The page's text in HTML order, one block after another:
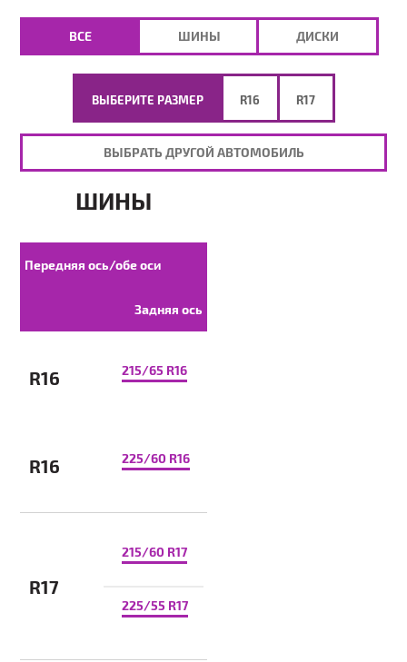
ВЫБЕРИТЕ РАЗМЕР R16 R17
ВЫБРАТЬ ДРУГОЙ АВТОМОБИЛЬ
ВСЕ ШИНЫ ДИСКИ
ШИНЫ
Передняя ось/обе оси
Задняя ось
R16 215/65 R16
R16 225/60 R16
R17
215/60 R17
225/55 R17